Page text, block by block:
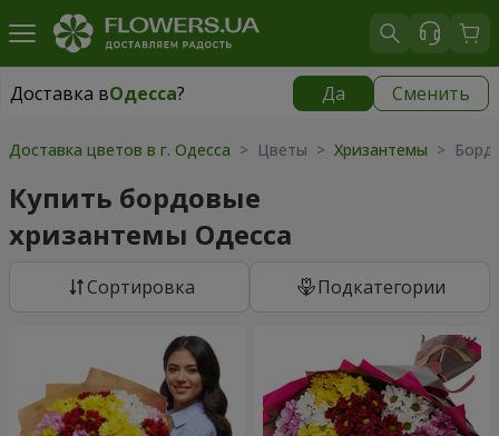
Доставка вОдесса? Да Сменить
Доставка вОдесса
Доставка цветов в г. Одесса > Цветы > Хризантемы >
Купить бордовые
хризантемы Одесса
Cортировка Подкатегории